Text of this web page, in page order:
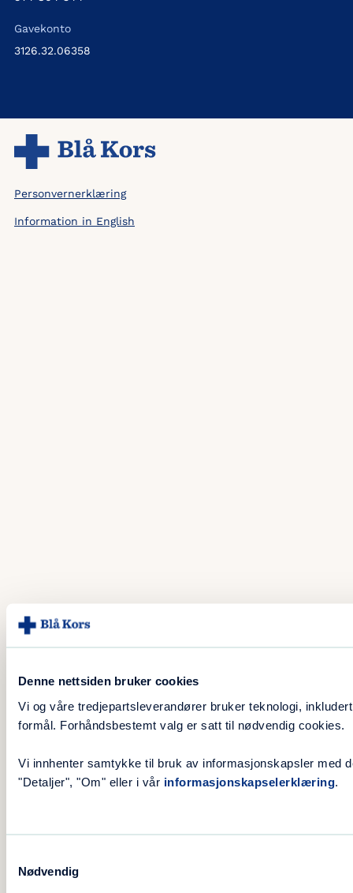
Denne nettsiden bruker cookies
Vi og våre tredjepartsleverandører bruker teknologi,
formål. Forhåndsbestemt valg er satt til nødvendig cookies.
Vi innhenter samtykke til bruk av informasjonskapsler med
"Detaljer", "Om" eller i vår informasjonskapselerklæring
Nødvendig
Gavekonto
3126.32.06358
Personvernerklæring
Information in English